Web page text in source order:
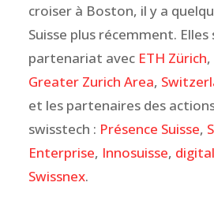
croiser à Boston, il y a
Suisse plus récemment.
partenariat avec ETH Zürich,
Greater Zurich Area,
et les partenaires des
swisstech : Présence Suisse,
Enterprise, Innosuisse,
Swissnex.